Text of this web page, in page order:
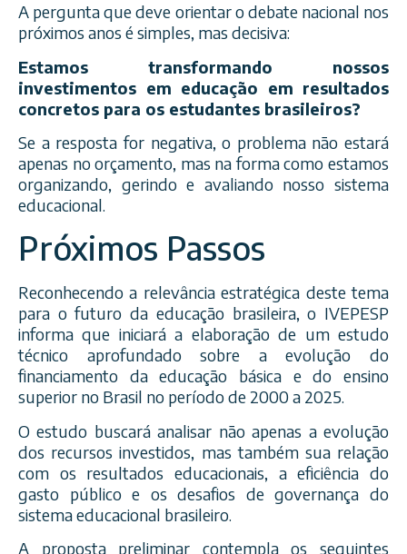
A pergunta que deve orientar o debate nacional nos
próximos anos é simples, mas decisiva:
Estamos transformando nossos
investimentos em educação em resultados
concretos para os estudantes brasileiros?
Se a resposta for negativa, o problema não estará
apenas no orçamento, mas na forma como estamos
organizando, gerindo e avaliando nosso sistema
educacional.
Próximos Passos
Reconhecendo a relevância estratégica deste tema
para o futuro da educação brasileira, o IVEPESP
informa que iniciará a elaboração de um estudo
técnico aprofundado sobre a evolução do
financiamento da educação básica e do ensino
superior no Brasil no período de 2000 a 2025.
O estudo buscará analisar não apenas a evolução
dos recursos investidos, mas também sua relação
com os resultados educacionais, a eficiência do
gasto público e os desafios de governança do
sistema educacional brasileiro.
A proposta preliminar contempla os seguintes